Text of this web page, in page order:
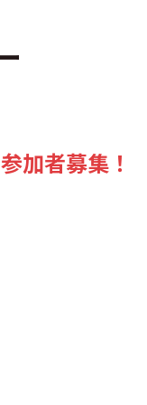
者募集！